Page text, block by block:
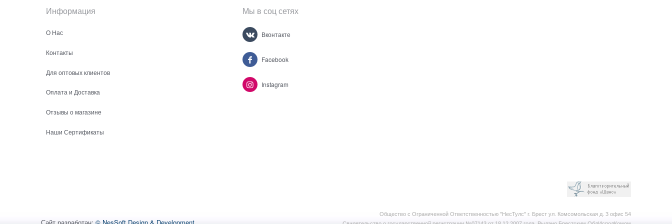
Информация
О Нас
Контакты
Для оптовых клиентов
Оплата и Доставка
Отзывы о магазине
Наши Сертификаты
Мы в соц сетях
Вконтакте
Facebook
Instagram
Сайт разработан: © NesSoft Design & Development
Общество с Ограниченной Ответственностью "НесТулс" г. Брест ул. Комсомольская д. 3 офис 54